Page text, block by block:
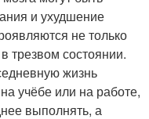
и ухудшение
не только
трезвом состоянии.
жизнь
учёбе или на работе,
выполнять, а